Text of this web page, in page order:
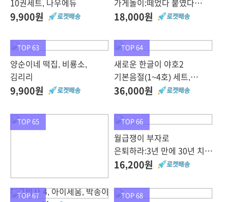
10권세트, 나우에듀
9,900원
가게놀이:떼었다 붙였다
하면서 즐기는 종이놀이
18,000원
TOP 63
양순이네 떡집, 비룡소,
김리리
9,900원
TOP 64
새로운 한글이 야호2
기본음절(1~4호) 세트,
EBS미디어
36,000원
TOP 65
에그박사 4, 아이세움, 박송이
TOP 66
월급쟁이 부자로
은퇴하라:3년 만에 30년 치
연봉을 번 김 과장의 시스템
16,200원
TOP 67 TOP 68